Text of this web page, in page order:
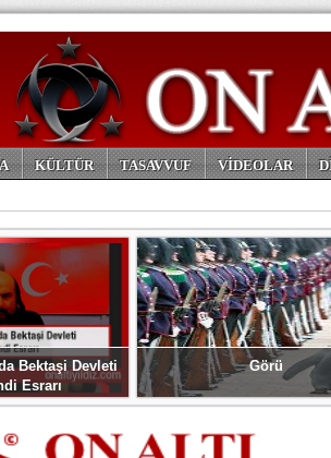
KÜLTÜR TASAVVUF VİDEOLAR
Bektaşi Devleti
Esrarı
Görü